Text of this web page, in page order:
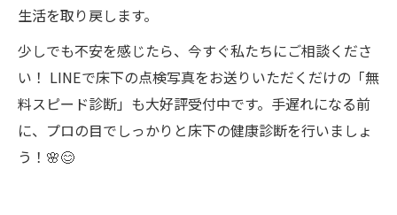
生活を取り戻します。
少しでも不安を感じたら、今すぐ私たちにご相談くださ
い！ LINEで床下の点検写真をお送りいただくだけの「無
料スピード診断」も大好評受付中です。手遅れになる前
に、プロの目でしっかりと床下の健康診断を行いましょ
う！🌸😊